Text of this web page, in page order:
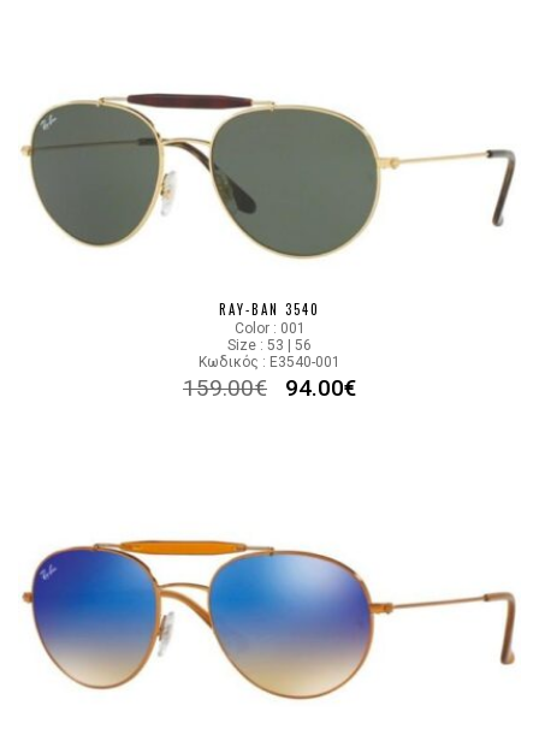
RAY-BAN 3540
Color : 001
Size : 53 | 56
Κωδικός : E3540-001
159.00€ 94.00€